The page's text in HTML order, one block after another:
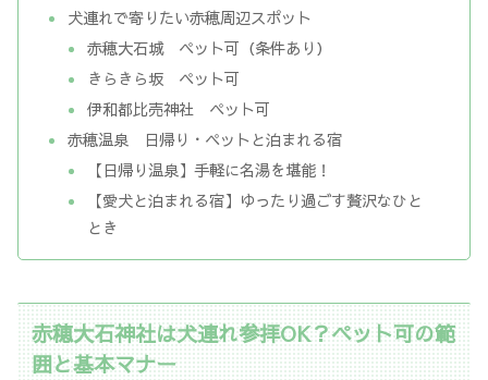
犬連れで寄りたい赤穂周辺スポット
赤穂大石城 ペット可（条件あり）
きらきら坂 ペット可
伊和都比売神社 ペット可
赤穂温泉 日帰り・ペットと泊まれる宿
【日帰り温泉】手軽に名湯を堪能！
【愛犬と泊まれる宿】ゆったり過ごす贅沢なひと
とき
赤穂大石神社は犬連れ参拝OK？ペット可の範
囲と基本マナー